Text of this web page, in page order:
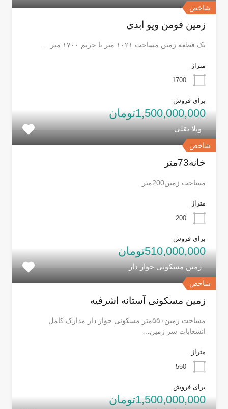
شاخص
زمین فومن ویو ابدی
یک قطعه زمین مساحت ۱۰۲۱ متر با حریم ۱۷۰۰ متر…
متراژ
1700
برای فروش
1,500,000,000تومان
شاخص
ویلا نقلی
خانه73متر
مساحت زمین200متر
متراژ
200
برای فروش
510,000,000تومان
شاخص
زمین مسکونی جواز دار
زمین مسکونی آستانه اشرفیه
مساحت زمین۵۵۰متر مسکونی جواز دار مدارک کامل
انشعابات سر زمین…
متراژ
550
برای فروش
1,500,000,000تومان